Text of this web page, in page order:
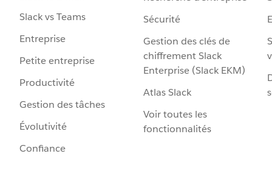
Slack vs Teams
Entreprise
Petite entreprise
Productivité
Gestion des tâches
Évolutivité
Confiance
Sécurité
Gestion des clés de
chiffrement Slack
Enterprise (Slack EKM)
Atlas Slack
Voir toutes les
fonctionnalités